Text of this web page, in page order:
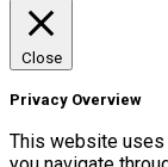
Close
Privacy Overview
This website